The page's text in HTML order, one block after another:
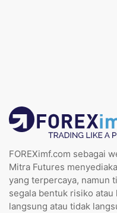
FOREXimf.com sebagai
Mitra Futures
yang terpercaya, namun
segala bentuk risiko
langsung atau tidak